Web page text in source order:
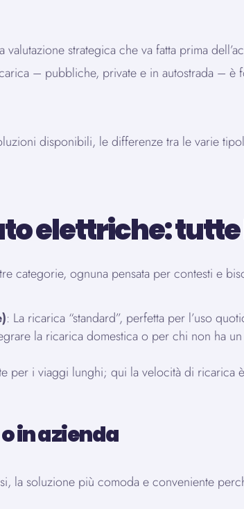
valutazione strategica che va fatta prima
– pubbliche, private e in autostrada – è
disponibili, le differenze tra le varie
elettriche:
categorie, ognuna pensata per contesti e
: La ricarica “standard”, perfetta per l’uso
la ricarica domestica o per chi non ha
per i viaggi lunghi; qui la velocità di ricarica
in azienda
la soluzione più comoda e conveniente